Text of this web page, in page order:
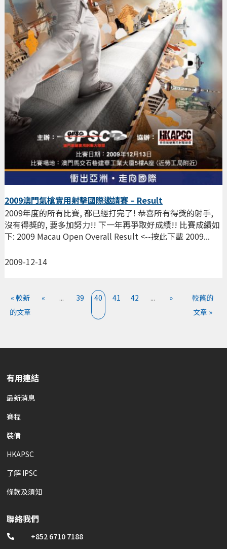
2009澳門氣槍實用射擊國際邀請賽 – Result
2009-12-14
2009年度的所有比賽, 都已經打完了! 恭喜所有得獎的射手,
沒有得獎的, 要多加努力!! 下一年再爭取好成績!! 比賽成績如
下: 2009 Macau Open Overall Result <--按此下載 2009...
« 較新
的文章
« ... 39 40 41 42 ... »
較舊的
文章 »
有用連結
最新消息
賽程
裝備
HKAPSC
了解 IPSC
條款及須知
聯絡我們

+852 6710 7188